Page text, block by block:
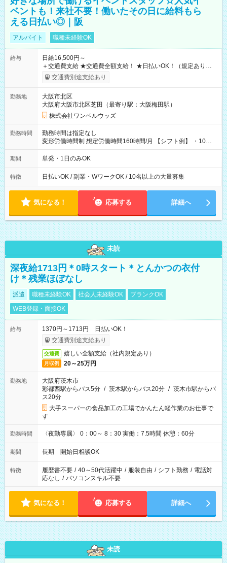
ベントも！来社不要！働いたその日に給料もら
える日払い◎｜阪
アルバイト 職種未経験OK
給与
日給16,500円～
＋交通費支給 ★交通費全額支給！ ★日払いOK！（規定あり） ┗
働いたその日に現金GET♪ お仕事後はコンビニATMから 日払
交通費別途支給あり
勤務地
大阪市北区
大阪府大阪市北区芝田（最寄り駅：大阪梅田駅）
株式会社ワンベルウッズ
勤務時間
勤務時間は指定なし
変形労働時間制 想定労働時間160時間/月 【シフト例】 ・10：
00～20：00
期間 単発・1日のみOK
特徴 日払いOK / 副業・WワークOK / 10名以上の大量募集
気になる！ 応募する 詳細へ
未読
深夜給1713円＊0時スタート＊とんかつの衣付
け＊残業ほぼなし
派遣 職種未経験OK 社会人未経験OK
ブランクOK
WEB登録・面接OK
給与
1370円～1713円 日払いOK！
交通費別途支給あり
交通費 嬉しい全額支給（社内規定あり）
月収例 20～25万円
勤務地
大阪府茨木市
彩都西駅からバス5分 / 茨木駅からバス20分 / 茨木市駅からバ
ス20分
大手スーパーの食品加工の工場でかんたん軽作業のお仕事で
す
勤務時間 〈夜勤専属〉 0：00～ 8：30 実働：7.5時間 休憩：60分
期間 長期 開始日相談OK
特徴 履歴書不要 / 40～50代活躍中 / 服装自由 / シフト勤務 / 電話対
応なし / パソコンスキル不要
気になる！ 応募する 詳細へ
未読